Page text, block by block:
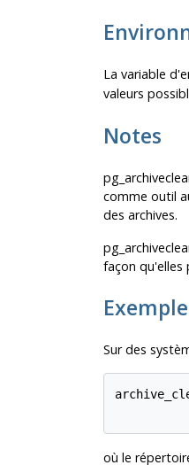
La variable
valeurs
Notes
comme outil
des archives.
façon qu'elles
Sur des
où le